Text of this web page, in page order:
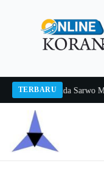
TERBARU
2026Pj Sekda Sarwo